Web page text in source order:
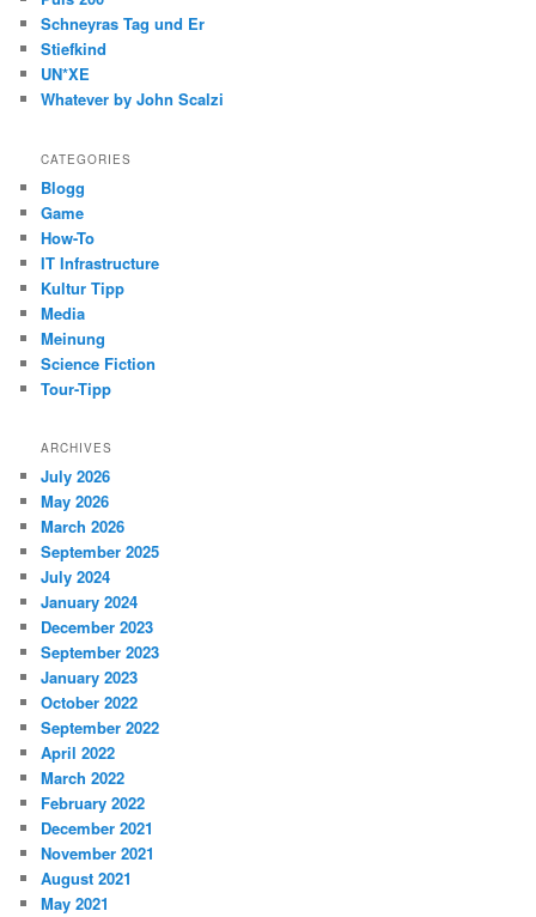
Schneyras Tag und Er
Stiefkind
UN*XE
Whatever by John Scalzi
CATEGORIES
Blogg
Game
How-To
IT Infrastructure
Kultur Tipp
Media
Meinung
Science Fiction
Tour-Tipp
ARCHIVES
July 2026
May 2026
March 2026
September 2025
July 2024
January 2024
December 2023
September 2023
January 2023
October 2022
September 2022
April 2022
March 2022
February 2022
December 2021
November 2021
August 2021
May 2021